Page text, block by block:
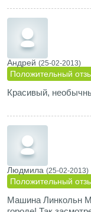
Андрей (25-02-2013)
Положительный
Красивый,
Людмила (25-02-2013)
Положительный
Машина Линкольн